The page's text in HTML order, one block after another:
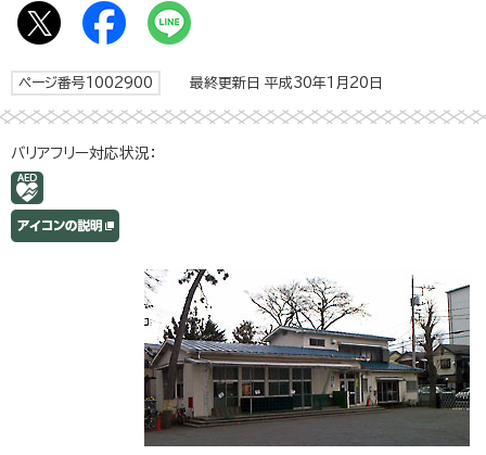
ページ番号1002900 最終更新日 平成30年1月20日
バリアフリー対応状況：